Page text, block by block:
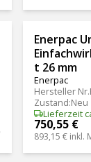
Enerpac
t 26 mm
Enerpac
Hersteller Nr.
Zustand:Neu
Lieferzeit
750,55 €
893,15 € inkl.